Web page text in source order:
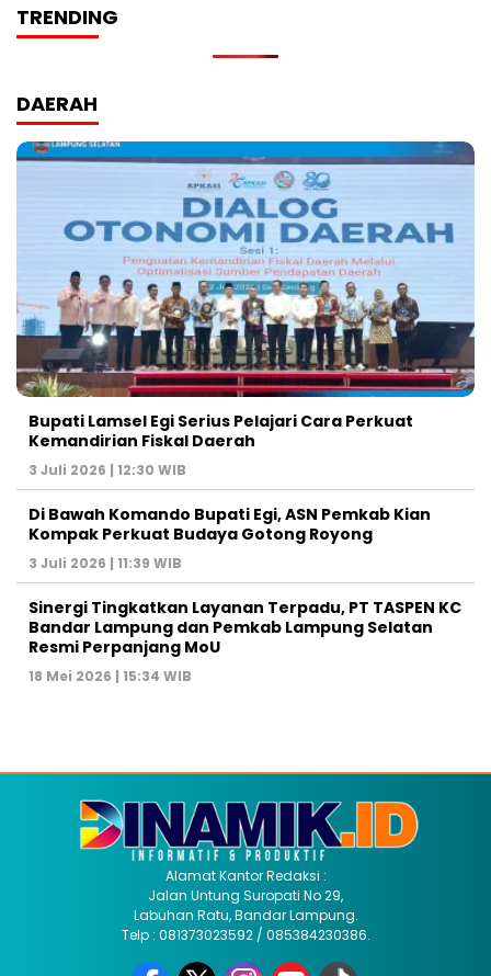
TRENDING
DAERAH
Bupati Lamsel Egi Serius Pelajari Cara Perkuat
Kemandirian Fiskal Daerah
3 Juli 2026 | 12:30 WIB
Di Bawah Komando Bupati Egi, ASN Pemkab Kian
Kompak Perkuat Budaya Gotong Royong
3 Juli 2026 | 11:39 WIB
Sinergi Tingkatkan Layanan Terpadu, PT TASPEN KC
Bandar Lampung dan Pemkab Lampung Selatan
Resmi Perpanjang MoU
18 Mei 2026 | 15:34 WIB
Alamat Kantor Redaksi :
Jalan Untung Suropati No 29,
Labuhan Ratu, Bandar Lampung.
Telp : 081373023592 / 085384230386.